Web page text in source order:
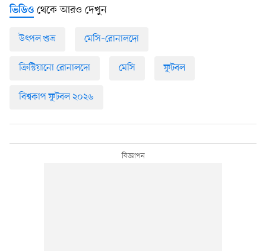
ভিডিও থেকে আরও দেখুন
উৎপল শুভ্র মেসি–রোনালদো
ক্রিস্টিয়ানো রোনালদো মেসি ফুটবল
বিশ্বকাপ ফুটবল ২০২৬